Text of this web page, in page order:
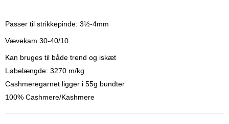
Passer til strikkepinde: 3½-4mm
Vævekam 30-40/10
Kan bruges til både trend og iskæt
Løbelængde: 3270 m/kg
Cashmeregarnet ligger i 55g bundter
100% Cashmere/Kashmere